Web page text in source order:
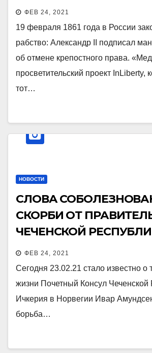
ФЕВ 24, 2021
19 февраля 1861 года в России
рабство: Александр II подписал
об отмене крепостного права.
просветительский проект InLiberty,
тот…
НОВОСТИ
СЛОВА
СКОРБИ ОТ
ЧЕЧЕНСКОЙ
ИЧКЕРИЯ
ФЕВ 24, 2021
Сегодня 23.02.21 стало известно о
жизни Почетный Консул Чеченской
Ичкерия в Норвегии Ивар
борьба…